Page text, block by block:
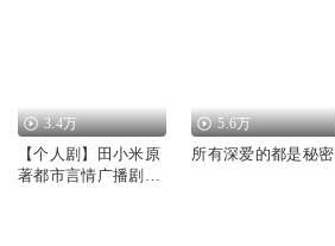
3.4万
【个人剧】田小米原
著都市言情广播剧
5.6万
所有深爱的都是秘密